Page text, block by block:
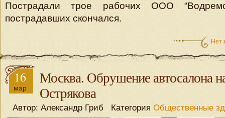
Пострадали трое рабочих ООО
пострадавших скончался.
Нет
16
мар
Москва. Обрушение автосалона
Острякова
Автор: Александр Гриб Категория Общественные